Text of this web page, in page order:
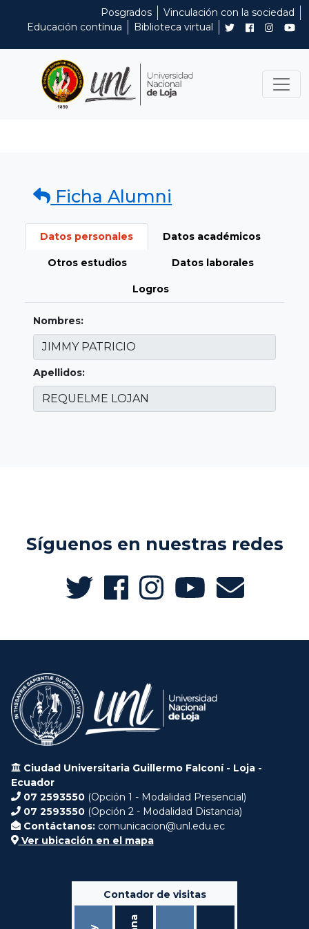
Posgrados
Vinculación con la sociedad
Educación contínua
Biblioteca virtual
Ficha Alumni
Datos personales Datos académicos
Otros estudios Datos laborales
Logros
Nombres:
Apellidos:
Síguenos en nuestras redes
Ciudad Universitaria Guillermo Falconí - Loja -
Ecuador
07 2593550 (Opción 1 - Modalidad Presencial)
07 2593550 (Opción 2 - Modalidad Distancia)
Contáctanos: comunicacion@unl.edu.ec
Ver ubicación en el mapa
Contador de visitas